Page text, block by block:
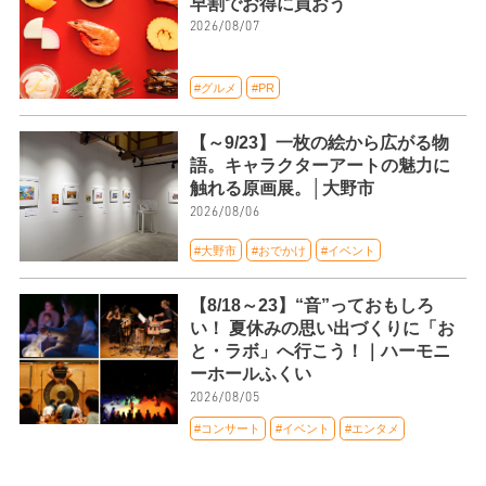
2026/08/07
#グルメ #PR
【～9/23】一枚の絵から広がる物
語。キャラクターアートの魅力に
触れる原画展。│大野市
2026/08/06
#大野市 #おでかけ #イベント
【8/18～23】“音”っておもしろ
い！ 夏休みの思い出づくりに「お
と・ラボ」へ行こう！｜ハーモニ
ーホールふくい
2026/08/05
#コンサート #イベント #エンタメ